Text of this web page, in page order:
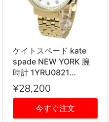
ケイトスペード kate
spade NEW YORK 腕
時計 1YRU0821
MONTEREY モントレ
ー レディース ホワイト
シェル+ゴールド 海外
正規品
¥28,200
今すぐ注文